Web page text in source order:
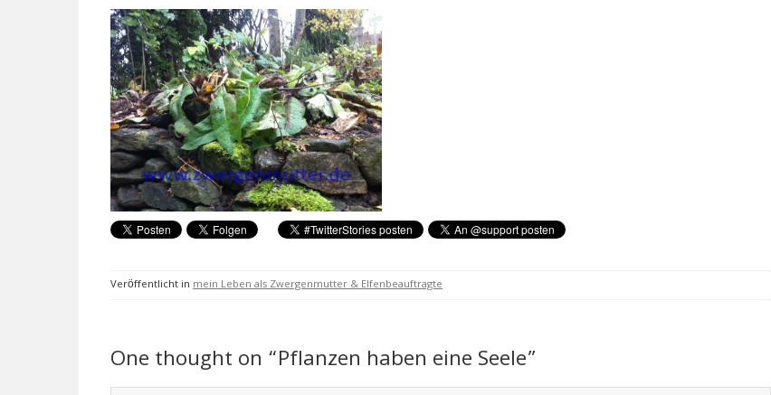
Veröffentlicht in mein Leben als Zwergenmutter & Elfenbeauftragte
One thought on “Pflanzen haben eine Seele”